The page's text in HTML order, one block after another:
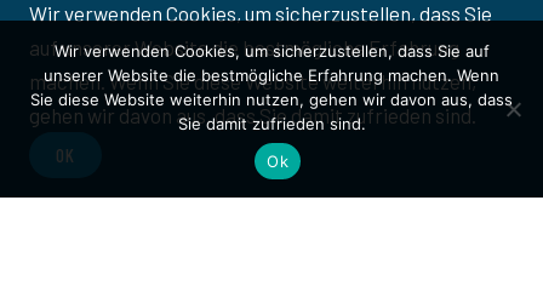
info@rsc-wincheringen.de
NAVIGATION
Datenschutz
Wir verwenden Cookies, um sicherzustellen, dass Sie
auf unserer Website die bestmögliche Erfahrung
machen. Wenn Sie diese Website weiterhin nutzen,
gehen wir davon aus, dass Sie damit zufrieden sind.
OK
Wir verwenden Cookies, um sicherzustellen, dass Sie auf
unserer Website die bestmögliche Erfahrung machen. Wenn
Sie diese Website weiterhin nutzen, gehen wir davon aus, dass
Sie damit zufrieden sind.
Ok